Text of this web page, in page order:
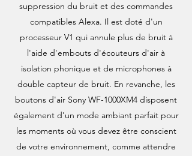
suppression du bruit et des commandes
compatibles Alexa. Il est doté d'un
processeur V1 qui annule plus de bruit à
l'aide d'embouts d'écouteurs d'air à
isolation phonique et de microphones à
double capteur de bruit. En revanche, les
boutons d'air Sony WF-1000XM4 disposent
également d'un mode ambiant parfait pour
les moments où vous devez être conscient
de votre environnement, comme attendre